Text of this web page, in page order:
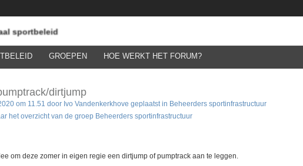
GROEPEN HOE WERKT HET FORUM?
dirtjump
om 11.51 door Ivo Vandenkerkhove geplaatst in Beheerders sportinfrastructuur
het overzicht van de groep Beheerders sportinfrastructuur
om deze zomer in eigen regie een dirtjump of pumptrack aan te leggen.